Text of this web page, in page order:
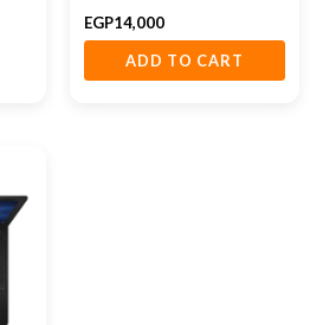
EGP14,000
ADD TO CART